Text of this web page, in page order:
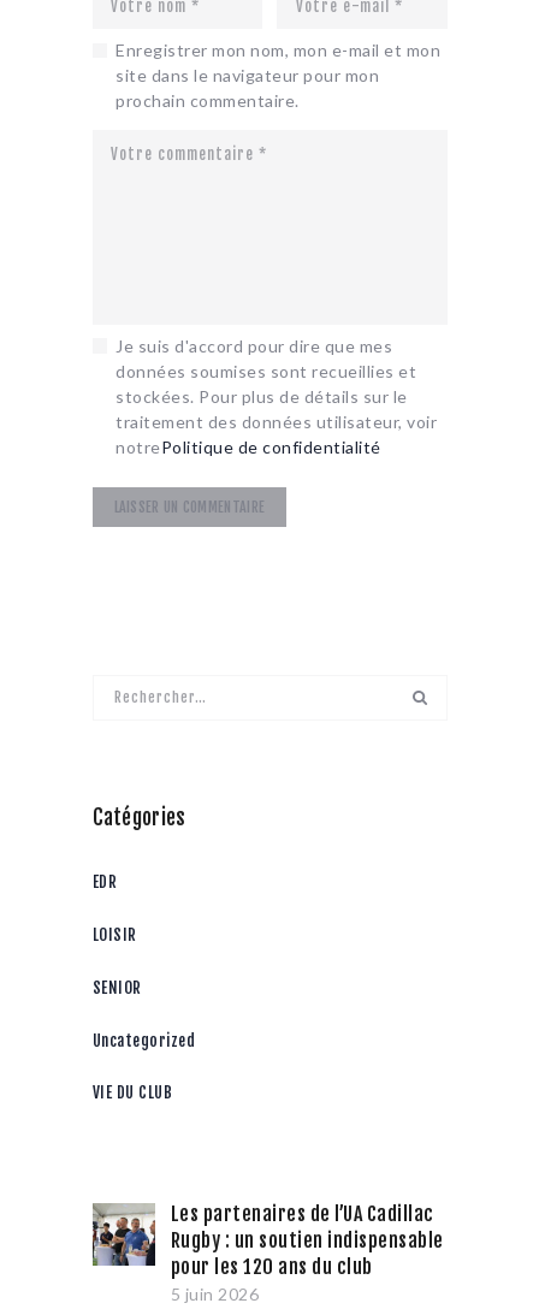
Enregistrer mon nom, mon e-mail et mon
site dans le navigateur pour mon
prochain commentaire.
Je suis d'accord pour dire que mes
données soumises sont recueillies et
stockées. Pour plus de détails sur le
traitement des données utilisateur, voir
notrePolitique de confidentialité
Rechercher :
Catégories
EDR
LOISIR
SENIOR
Uncategorized
VIE DU CLUB
Les partenaires de l’UA Cadillac
Rugby : un soutien indispensable
pour les 120 ans du club
5 juin 2026